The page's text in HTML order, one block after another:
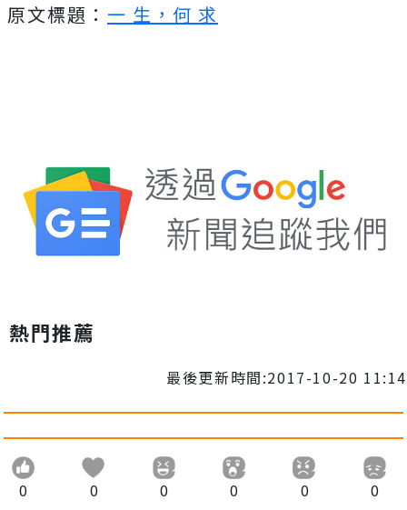
原文標題： 一 生，何 求
熱門推薦
最後更新時間:2017-10-20 11:14
0 0 0 0 0 0